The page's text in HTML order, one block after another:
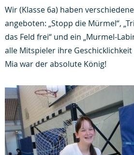
Wir (Klasse 6a) haben
angeboten: „Stopp die Mürmel“,
das Feld frei“ und ein „Murmel-
alle Mitspieler ihre
Mia war der absolute König!